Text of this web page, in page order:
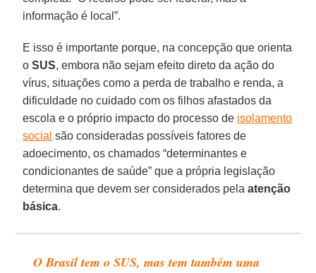
informação é local”.
E isso é importante porque, na concepção que orienta
oSUS, embora não sejam efeito direto da ação do
vírus, situações como a perda de trabalho e renda, a
dificuldade no cuidado com os filhos afastados da
escola e o próprio impacto do processo de isolamento
social são consideradas possíveis fatores de
adoecimento, os chamados “determinantes e
condicionantes de saúde” que a própria legislação
determina que devem ser considerados pelaatenção
básica.
O Brasil tem o SUS, mas tem também uma